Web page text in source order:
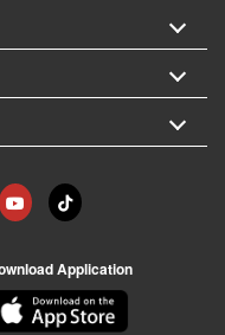
Application